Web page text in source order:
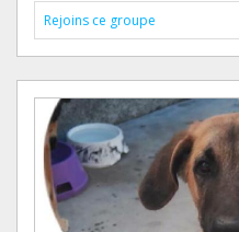
Rejoins ce groupe